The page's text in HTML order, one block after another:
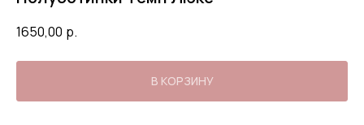
1650,00 р.
В КОРЗИНУ